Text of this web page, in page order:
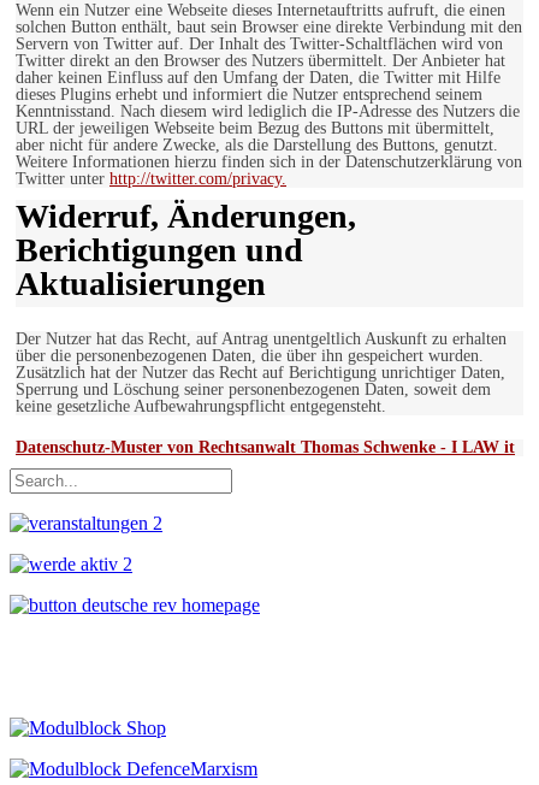
Wenn ein Nutzer eine Webseite dieses Internetauftritts aufruft, die einen
solchen Button enthält, baut sein Browser eine direkte Verbindung mit den
Servern von Twitter auf. Der Inhalt des Twitter-Schaltflächen wird von
Twitter direkt an den Browser des Nutzers übermittelt. Der Anbieter hat
daher keinen Einfluss auf den Umfang der Daten, die Twitter mit Hilfe
dieses Plugins erhebt und informiert die Nutzer entsprechend seinem
Kenntnisstand. Nach diesem wird lediglich die IP-Adresse des Nutzers die
URL der jeweiligen Webseite beim Bezug des Buttons mit übermittelt,
aber nicht für andere Zwecke, als die Darstellung des Buttons, genutzt.
Weitere Informationen hierzu finden sich in der Datenschutzerklärung von
Twitter unter http://twitter.com/privacy.
Widerruf, Änderungen,
Berichtigungen und
Aktualisierungen
Der Nutzer hat das Recht, auf Antrag unentgeltlich Auskunft zu erhalten
über die personenbezogenen Daten, die über ihn gespeichert wurden.
Zusätzlich hat der Nutzer das Recht auf Berichtigung unrichtiger Daten,
Sperrung und Löschung seiner personenbezogenen Daten, soweit dem
keine gesetzliche Aufbewahrungspflicht entgegensteht.
Datenschutz-Muster von Rechtsanwalt Thomas Schwenke - I LAW it